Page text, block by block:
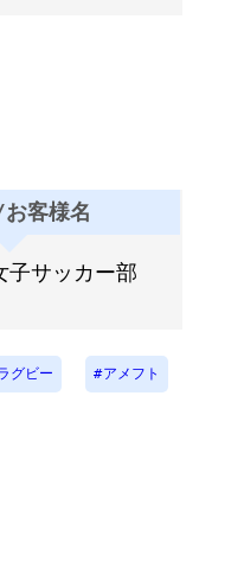
客様名
子サッカー部
グビー アメフト